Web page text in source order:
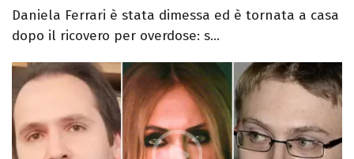
Daniela Ferrari è stata dimessa ed è tornata a casa
dopo il ricovero per overdose: s...